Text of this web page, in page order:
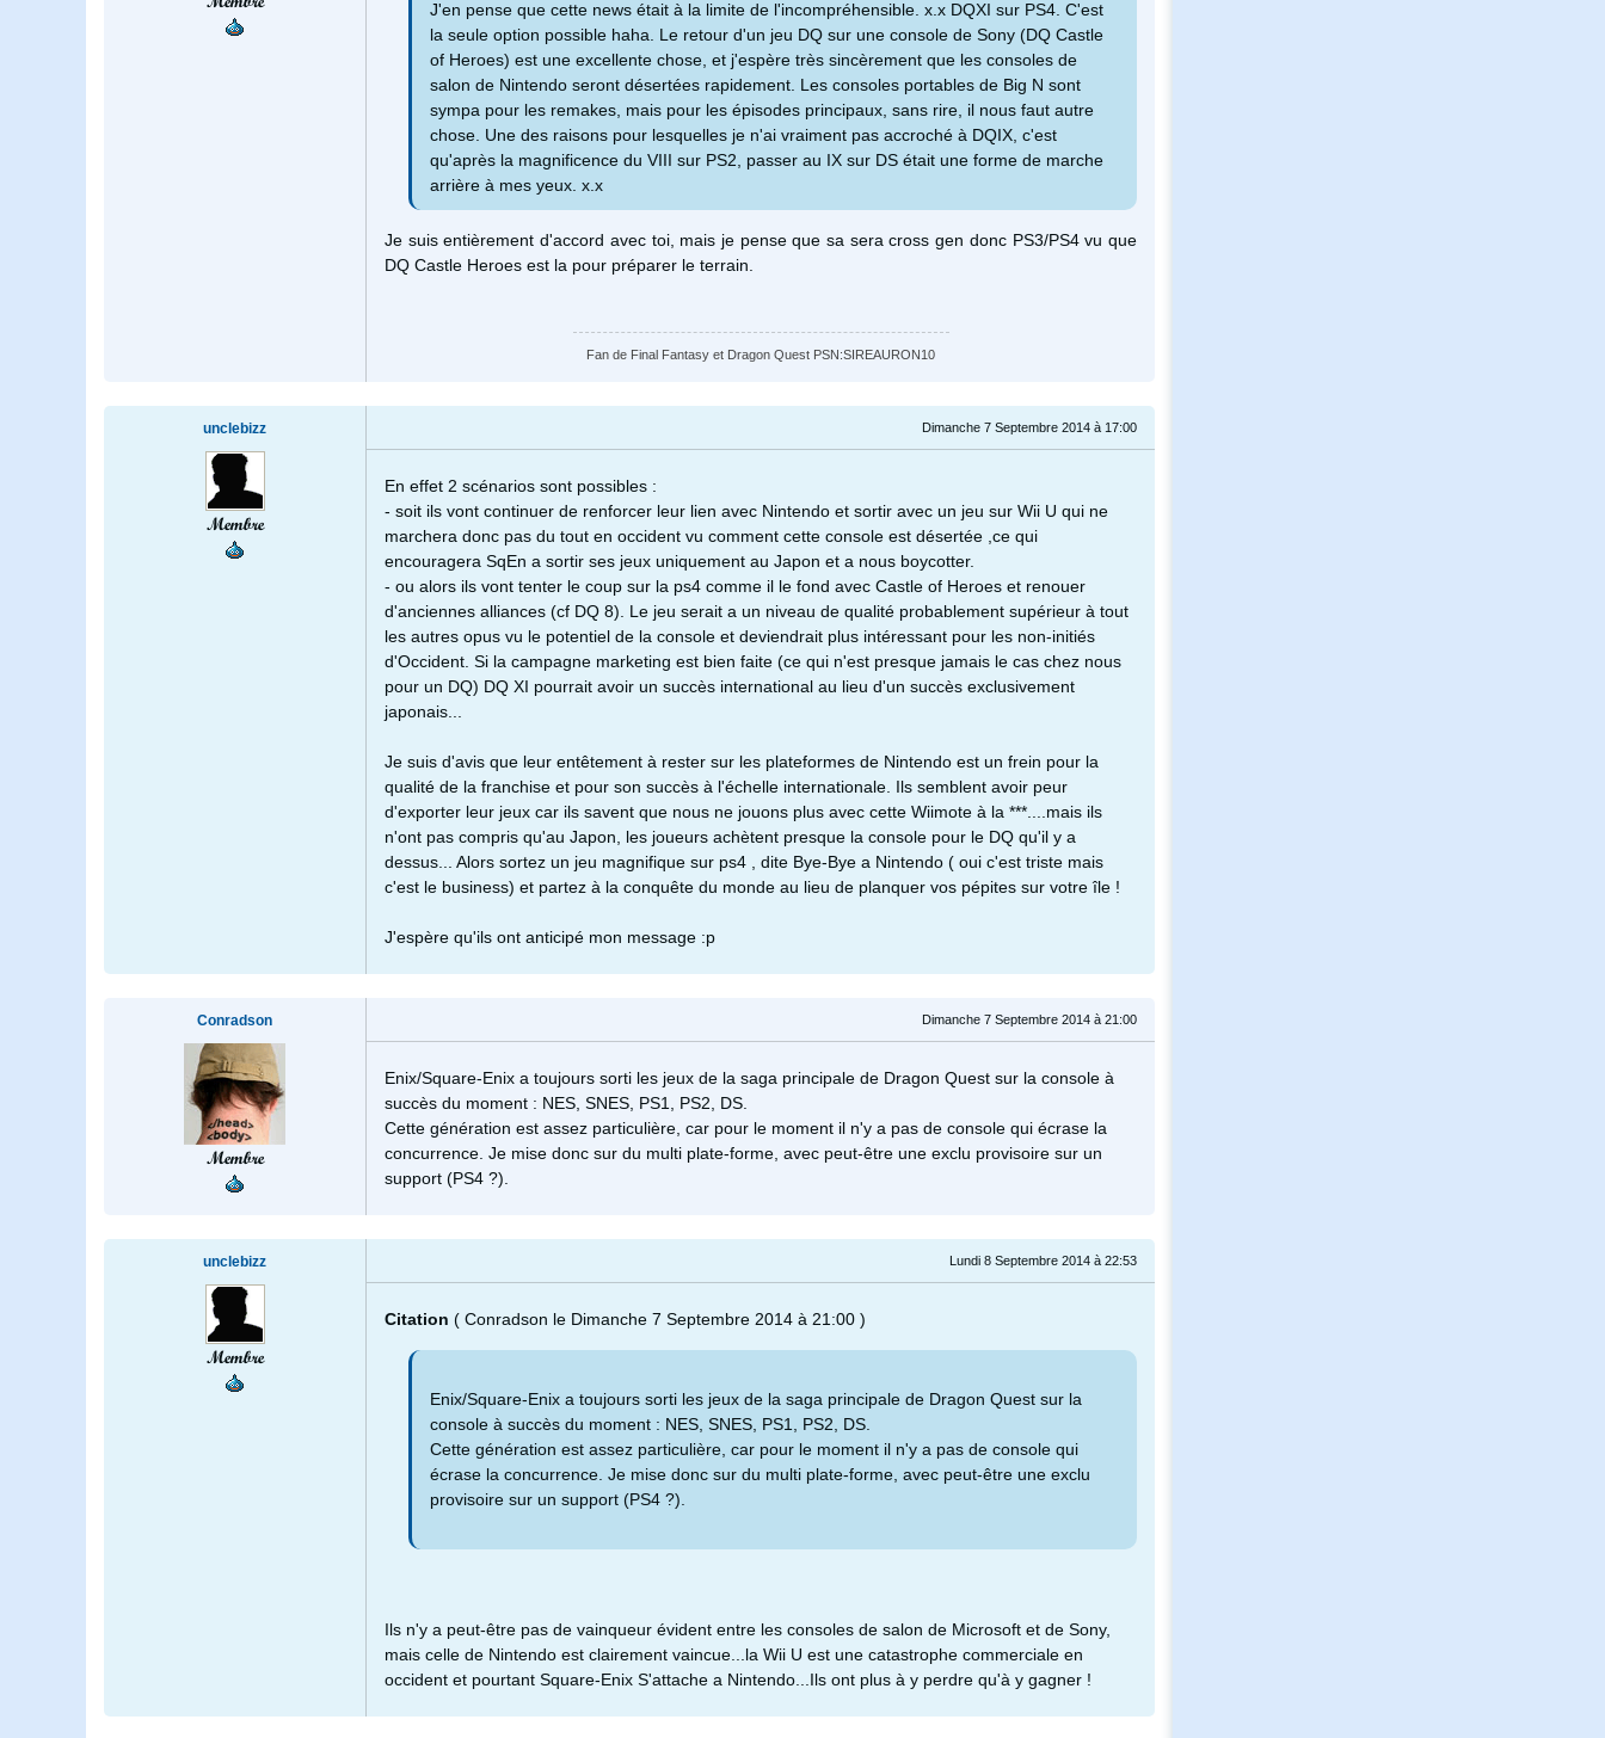
J'en pense que cette news était à la limite de l'incompréhensible. x.x DQXI sur PS4. C'est
la seule option possible haha. Le retour d'un jeu DQ sur une console de Sony (DQ Castle
of Heroes) est une excellente chose, et j'espère très sincèrement que les consoles de
salon de Nintendo seront désertées rapidement. Les consoles portables de Big N sont
sympa pour les remakes, mais pour les épisodes principaux, sans rire, il nous faut autre
chose. Une des raisons pour lesquelles je n'ai vraiment pas accroché à DQIX, c'est
qu'après la magnificence du VIII sur PS2, passer au IX sur DS était une forme de marche
arrière à mes yeux. x.x
Je suis entièrement d'accord avec toi, mais je pense que sa sera cross gen donc PS3/PS4 vu que
DQ Castle Heroes est la pour préparer le terrain.
Fan de Final Fantasy et Dragon Quest PSN:SIREAURON10
unclebizz
Membre
Dimanche 7 Septembre 2014 à 17:00
En effet 2 scénarios sont possibles :
- soit ils vont continuer de renforcer leur lien avec Nintendo et sortir avec un jeu sur Wii U qui ne
marchera donc pas du tout en occident vu comment cette console est désertée ,ce qui
encouragera SqEn a sortir ses jeux uniquement au Japon et a nous boycotter.
- ou alors ils vont tenter le coup sur la ps4 comme il le fond avec Castle of Heroes et renouer
d'anciennes alliances (cf DQ 8). Le jeu serait a un niveau de qualité probablement supérieur à tout
les autres opus vu le potentiel de la console et deviendrait plus intéressant pour les non-initiés
d'Occident. Si la campagne marketing est bien faite (ce qui n'est presque jamais le cas chez nous
pour un DQ) DQ XI pourrait avoir un succès international au lieu d'un succès exclusivement
japonais...
Je suis d'avis que leur entêtement à rester sur les plateformes de Nintendo est un frein pour la
qualité de la franchise et pour son succès à l'échelle internationale. Ils semblent avoir peur
d'exporter leur jeux car ils savent que nous ne jouons plus avec cette Wiimote à la ***....mais ils
n'ont pas compris qu'au Japon, les joueurs achètent presque la console pour le DQ qu'il y a
dessus... Alors sortez un jeu magnifique sur ps4 , dite Bye-Bye a Nintendo ( oui c'est triste mais
c'est le business) et partez à la conquête du monde au lieu de planquer vos pépites sur votre île !
J'espère qu'ils ont anticipé mon message :p
Conradson
Membre
Dimanche 7 Septembre 2014 à 21:00
Enix/Square-Enix a toujours sorti les jeux de la saga principale de Dragon Quest sur la console à
succès du moment : NES, SNES, PS1, PS2, DS.
Cette génération est assez particulière, car pour le moment il n'y a pas de console qui écrase la
concurrence. Je mise donc sur du multi plate-forme, avec peut-être une exclu provisoire sur un
support (PS4 ?).
unclebizz
Membre
Lundi 8 Septembre 2014 à 22:53
Citation ( Conradson le Dimanche 7 Septembre 2014 à 21:00 )
Enix/Square-Enix a toujours sorti les jeux de la saga principale de Dragon Quest sur la
console à succès du moment : NES, SNES, PS1, PS2, DS.
Cette génération est assez particulière, car pour le moment il n'y a pas de console qui
écrase la concurrence. Je mise donc sur du multi plate-forme, avec peut-être une exclu
provisoire sur un support (PS4 ?).
Ils n'y a peut-être pas de vainqueur évident entre les consoles de salon de Microsoft et de Sony,
mais celle de Nintendo est clairement vaincue...la Wii U est une catastrophe commerciale en
occident et pourtant Square-Enix S'attache a Nintendo...Ils ont plus à y perdre qu'à y gagner !